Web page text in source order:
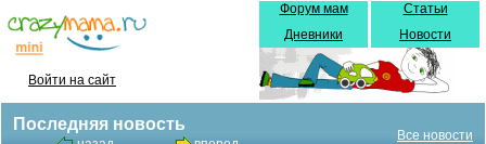
Войти на сайт
Форум мам
Дневники
Статьи
Новости
Последняя новость
Все новости